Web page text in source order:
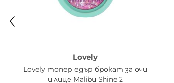
Lovely
Lovely топер едър брокат за очи
и лице Malibu Shine 2